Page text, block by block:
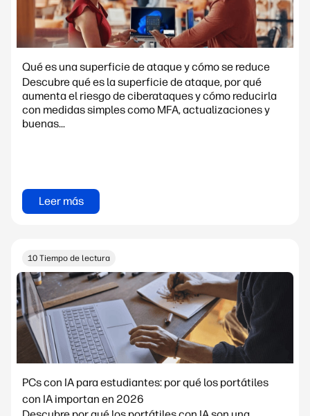
Qué es una superficie de ataque y cómo se reduce
Descubre qué es la superficie de ataque, por qué
aumenta el riesgo de ciberataques y cómo reducirla
con medidas simples como MFA, actualizaciones y
buenas...
Leer más
10 Tiempo de lectura
PCs con IA para estudiantes: por qué los portátiles
con IA importan en 2026